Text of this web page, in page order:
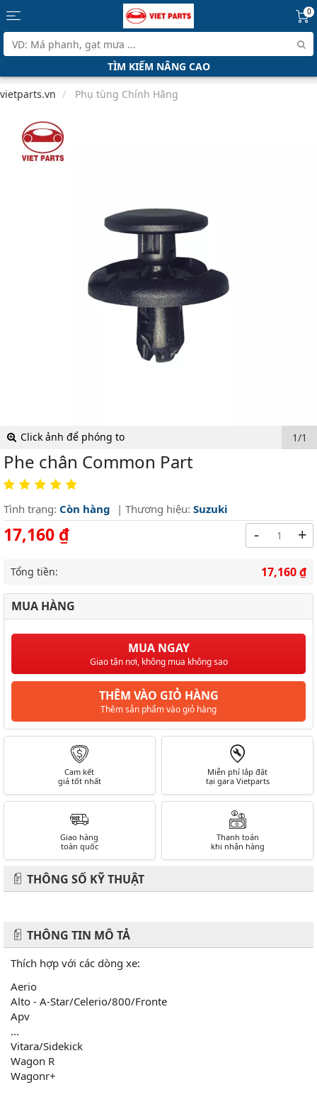
0
TÌM KIẾM NÂNG CAO
vietparts.vn Phụ tùng Chính Hãng
Click ảnh để phóng to 1/1
Phe chân Common Part
Tình trạng: Còn hàng | Thương hiệu: Suzuki
17,160 ₫ - +
Tổng tiền: 17,160 ₫
MUA HÀNG
MUA NGAY
Giao tận nơi, không mua không sao
THÊM VÀO GIỎ HÀNG
Thêm sản phẩm vào giỏ hàng
Cam kết
giá tốt nhất
Miễn phí lắp đặt
tại gara Vietparts
Giao hàng
toàn quốc
Thanh toán
khi nhận hàng
THÔNG SỐ KỸ THUẬT
THÔNG TIN MÔ TẢ
Thích hợp với các dòng xe:
Aerio
Alto - A-Star/Celerio/800/Fronte
Apv
...
Vitara/Sidekick
Wagon R
Wagonr+